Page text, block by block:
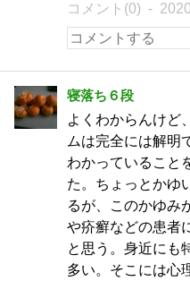
コメント(0)
寝落ち６段
よくわからんけど
ムは完全には解明
わかっていること
た。ちょっとかゆ
るが、このかゆみ
や疥癬などの患者
と思う。身近にも
多い。そこには心